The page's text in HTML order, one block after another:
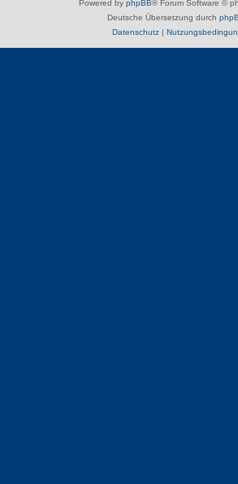
Powered by phpBB® Forum Software ©
Deutsche Übersetzung durch
Datenschutz|